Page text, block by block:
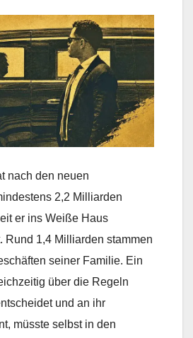
nach den neuen
2,2 Milliarden
er ins Weiße Haus
Rund 1,4 Milliarden stammen
seiner Familie. Ein
über die Regeln
und an ihr
müsste selbst in den